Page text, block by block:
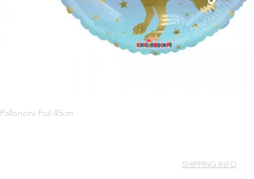
Palloncini Foil 45cm
SHIPPING INFO